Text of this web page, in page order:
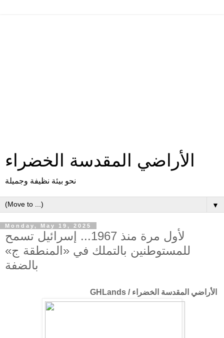
الأراضي المقدسة الخضراء
نحو بيئة نظيفة وجميلة
▼
Monday, May 19, 2025
لأول مرة منذ 1967... إسرائيل تسمح
للمستوطنين بالتملك في «المنطقة ج»
بالضفة
الأراضي المقدسة الخضراء / GHLands